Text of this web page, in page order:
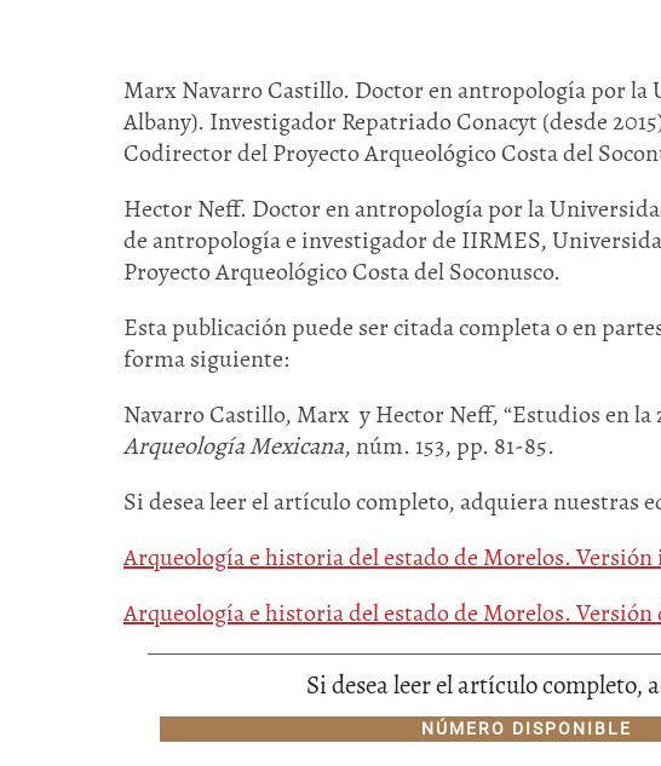
Marx Navarro Castillo. Doctor en antropología por la
Albany). Investigador Repatriado Conacyt (desde
Codirector del Proyecto Arqueológico Costa del
Hector Neff. Doctor en antropología por la
de antropología e investigador de IIRMES,
Proyecto Arqueológico Costa del Soconusco.
Esta publicación puede ser citada completa o en
forma siguiente:
Navarro Castillo, Marx y Hector Neff, “Estudios en la
Arqueología Mexicana, núm. 153, pp. 81-85.
Si desea leer el artículo completo, adquiera nuestras
Arqueología e historia del estado de Morelos.
Arqueología e historia del estado de Morelos.
Si desea leer el artículo
NÚMERO DISPONIBLE